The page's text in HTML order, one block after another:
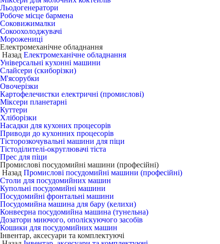
Льодогенератори
Робоче місце бармена
Соковижималки
Сокоохолоджувачі
Морожениці
Електромеханічне обладнання
Назад Електромеханічне обладнання
Універсальні кухонні машини
Слайсери (скиборізки)
М'ясорубки
Овочерізки
Картофелечистки електричні (промислові)
Міксери планетарні
Куттери
Хліборізки
Насадки для кухоних процесорів
Приводи до кухонних процесорів
Тісторозкочувальні машини для піци
Тістоділителі-округлювачі тіста
Прес для піци
Промислові посудомийні машини (професійні)
Назад Промислові посудомийні машини (професійні)
Столи для посудомийних машин
Купольні посудомийні машини
Посудомийні фронтальні машини
Посудомийна машина для бару (келихи)
Конвеєрна посудомийна машина (тунельна)
Дозатори миючого, ополіскуючого засобів
Кошики для посудомийних машин
Інвентар, аксесуари та комплектуючі